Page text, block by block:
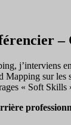
j’interviens
Mapping sur les
« Soft